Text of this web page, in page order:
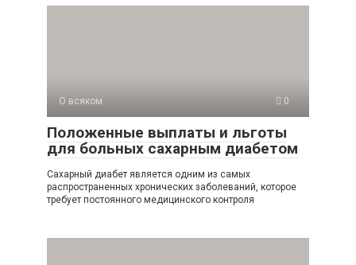
О всяком 0
Положенные выплаты и льготы
для больных сахарным диабетом
Сахарный диабет является одним из самых
распространенных хронических заболеваний, которое
требует постоянного медицинского контроля